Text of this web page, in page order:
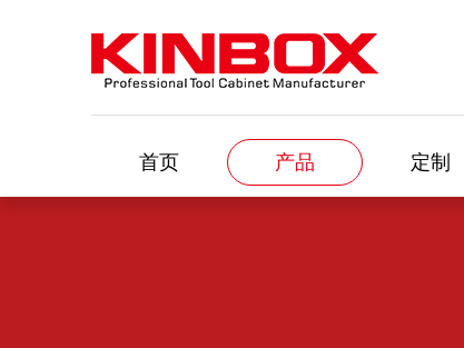
首页 产品 定制